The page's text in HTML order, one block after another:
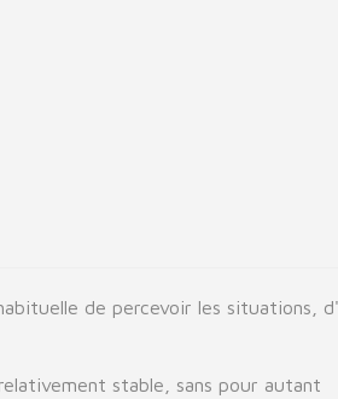
de percevoir les situations,
stable, sans pour autant